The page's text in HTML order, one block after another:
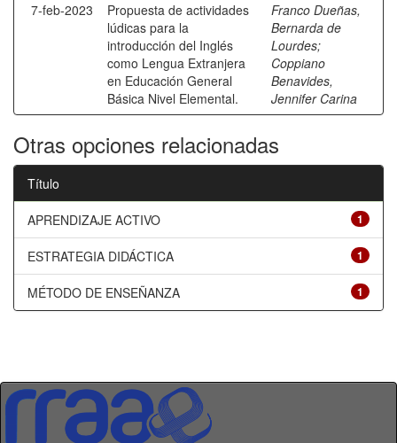
7-feb-2023
Propuesta de actividades
lúdicas para la
introducción del Inglés
como Lengua Extranjera
en Educación General
Básica Nivel Elemental.
Franco Dueñas,
Bernarda de
Lourdes;
Coppiano
Benavides,
Jennifer Carina
Otras opciones relacionadas
Título
1
APRENDIZAJE ACTIVO
1
ESTRATEGIA DIDÁCTICA
1
MÉTODO DE ENSEÑANZA